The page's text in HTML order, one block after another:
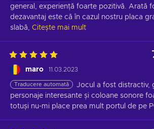
general, experiență foarte pozitivă. Arată
dezavantaj este că în cazul nostru placa
slabă,
Citește mai mult
maro 11.03.2023
Traducere automată
Jocul a fost distractiv,
personaje interesante și coloane sonore
totuși nu-mi place prea mult portul de pe